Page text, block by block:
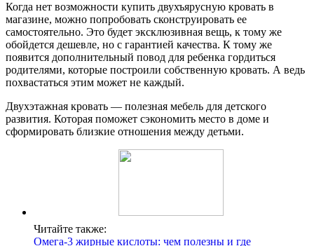
Когда нет возможности купить двухъярусную кровать в
магазине, можно попробовать сконструировать ее
самостоятельно. Это будет эксклюзивная вещь, к тому же
обойдется дешевле, но с гарантией качества. К тому же
появится дополнительный повод для ребенка гордиться
родителями, которые построили собственную кровать. А ведь
похвастаться этим может не каждый.
Двухэтажная кровать — полезная мебель для детского
развития. Которая поможет сэкономить место в доме и
сформировать близкие отношения между детьми.
Читайте также:
Омега-3 жирные кислоты: чем полезны и где